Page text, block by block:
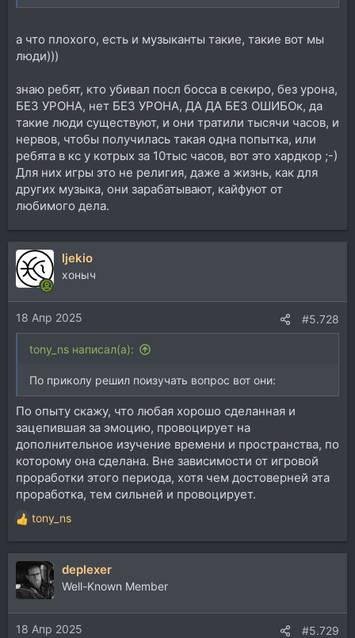
а что плохого, есть и музыканты такие, такие вот мы
люди)))
знаю ребят, кто убивал посл босса в секиро, без урона,
БЕЗ УРОНА, нет БЕЗ УРОНА, ДА ДА БЕЗ ОШИБОк, да
такие люди существуют, и они тратили тысячи часов, и
нервов, чтобы получилась такая одна попытка, или
ребята в кс у котрых за 10тыс часов, вот это хардкор ;-)
Для них игры это не религия, даже а жизнь, как для
других музыка, они зарабатывают, кайфуют от
любимого дела.
ljekio
хоныч
18 Апр 2025 #5.728
tony_ns написал(а):
По приколу решил поизучать вопрос вот они:
По опыту скажу, что любая хорошо сделанная и
зацепившая за эмоцию, провоцирует на
дополнительное изучение времени и пространства, по
которому она сделана. Вне зависимости от игровой
проработки этого периода, хотя чем достоверней эта
проработка, тем сильней и провоцирует.
Р
е
а
ц
и
и
:
tony_ns
deplexer
Well-Known Member
18 Апр 2025 #5.729